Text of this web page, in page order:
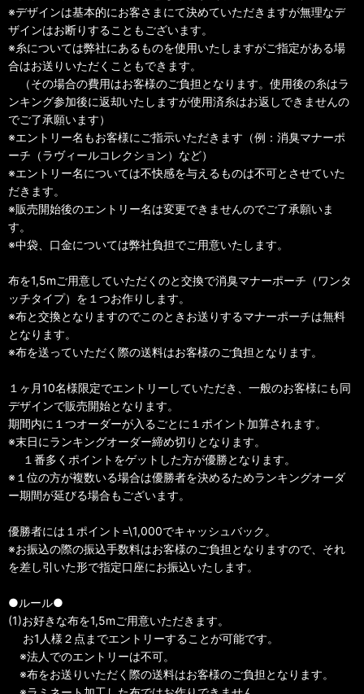
※デザインは基本的にお客さまにて決めていただきますが無理なデ
ザインはお断りすることもございます。
※糸については弊社にあるものを使用いたしますがご指定がある場
合はお送りいただくこともできます。
（その場合の費用はお客様のご負担となります。使用後の糸はラ
ンキング参加後に返却いたしますが使用済糸はお返しできませんの
でご了承願います）
※エントリー名もお客様にご指示いただきます（例：消臭マナーポ
ーチ（ラヴィールコレクション）など）
※エントリー名については不快感を与えるものは不可とさせていた
だきます。
※販売開始後のエントリー名は変更できませんのでご了承願いま
す。
※中袋、口金については弊社負担でご用意いたします。
布を1,5mご用意していただくのと交換で消臭マナーポーチ（ワンタ
ッチタイプ）を１つお作りします。
※布と交換となりますのでこのときお送りするマナーポーチは無料
となります。
※布を送っていただく際の送料はお客様のご負担となります。
１ヶ月10名様限定でエントリーしていただき、一般のお客様にも同
デザインで販売開始となります。
期間内に１つオーダーが入るごとに１ポイント加算されます。
※末日にランキングオーダー締め切りとなります。
１番多くポイントをゲットした方が優勝となります。
※１位の方が複数いる場合は優勝者を決めるためランキングオーダ
ー期間が延びる場合もございます。
優勝者には１ポイント=\1,000でキャッシュバック。
※お振込の際の振込手数料はお客様のご負担となりますので、それ
を差し引いた形で指定口座にお振込いたします。
●ルール●
(1)お好きな布を1,5mご用意いただきます。
お1人様２点までエントリーすることが可能です。
※法人でのエントリーは不可。
※布をお送りいただく際の送料はお客様のご負担となります。